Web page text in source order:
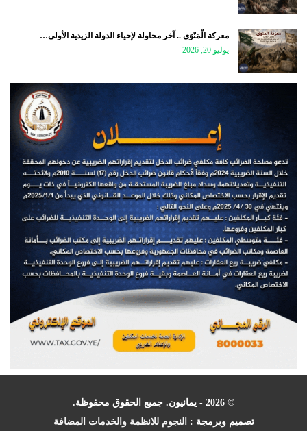
معركة الْمَنْوَى .. آخر محاولة لإحياء الدولة الزيدية الأولى…
يوليو 20, 2026
© 2026 - يمانيون. جميع الحقوق محفوظة.
تصميم وبرمجة : النجوم للانظمة والخدمات المضافة